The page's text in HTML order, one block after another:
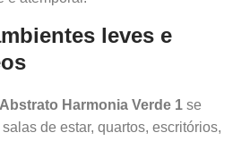
leves e
Harmonia Verde 1 se
de estar, quartos, escritórios,